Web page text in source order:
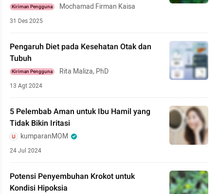
Kiriman Pengguna Mochamad Firman Kaisa
31 Des 2025
Pengaruh Diet pada Kesehatan Otak dan
Tubuh
Kiriman Pengguna Rita Maliza, PhD
13 Agt 2024
5 Pelembab Aman untuk Ibu Hamil yang
Tidak Bikin Iritasi
kumparanMOM
24 Jul 2024
Potensi Penyembuhan Krokot untuk
Kondisi Hipoksia